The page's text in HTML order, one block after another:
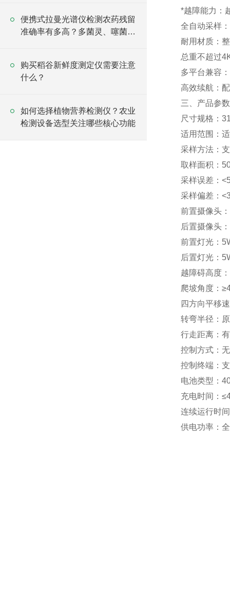
*越障能力：
全自动采样
耐用材质：
总重不超过
多平台兼容
高效续航：
三、产品参
尺寸规格：
适用范围：
采样方法：
取样面积：
采样误差：
采样偏差：
前置摄像头
后置摄像头
前置灯光：
后置灯光：
越障碍高度
爬坡角度：
四方向平移
转弯半径：
行走距离：
控制方式：
控制终端：
电池类型：
充电时间：
连续运行时
供电功率：
便携式拉曼光谱仪检测农药残留
准确率有多高？多菌灵、噻菌灵
购买稻谷新鲜度测定仪需要注意
什么？
如何选择植物营养检测仪？农业
检测设备选型关注哪些核心功能